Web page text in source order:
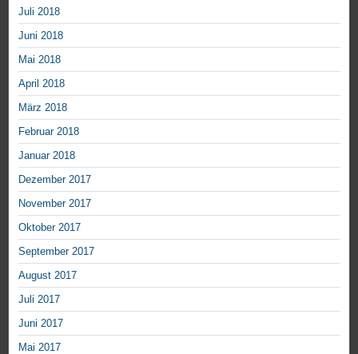
Juli 2018
Juni 2018
Mai 2018
April 2018
März 2018
Februar 2018
Januar 2018
Dezember 2017
November 2017
Oktober 2017
September 2017
August 2017
Juli 2017
Juni 2017
Mai 2017